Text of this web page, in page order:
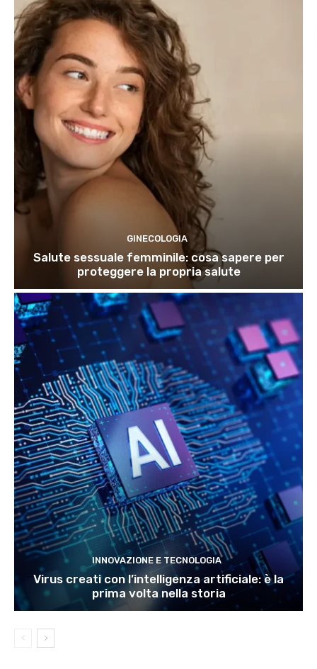
GINECOLOGIA
Salute sessuale femminile: cosa sapere per
proteggere la propria salute
INNOVAZIONE E TECNOLOGIA
Virus creati con l’intelligenza artificiale: è la
prima volta nella storia